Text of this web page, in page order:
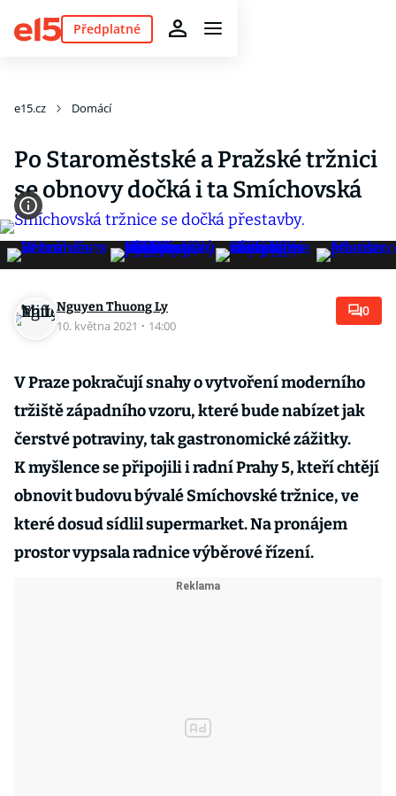
Předplatné
e15.cz Domácí
Po Staroměstské a Pražské tržnici
se obnovy dočká i ta Smíchovská
Nguyen Thuong Ly
10. května 2021 · 14:00
0
V Praze pokračují snahy o vytvoření moderního
tržiště západního vzoru, které bude nabízet jak
čerstvé potraviny, tak gastronomické zážitky.
K myšlence se připojili i radní Prahy 5, kteří chtějí
obnovit budovu bývalé Smíchovské tržnice, ve
které dosud sídlil supermarket. Na pronájem
prostor vypsala radnice výběrové řízení.